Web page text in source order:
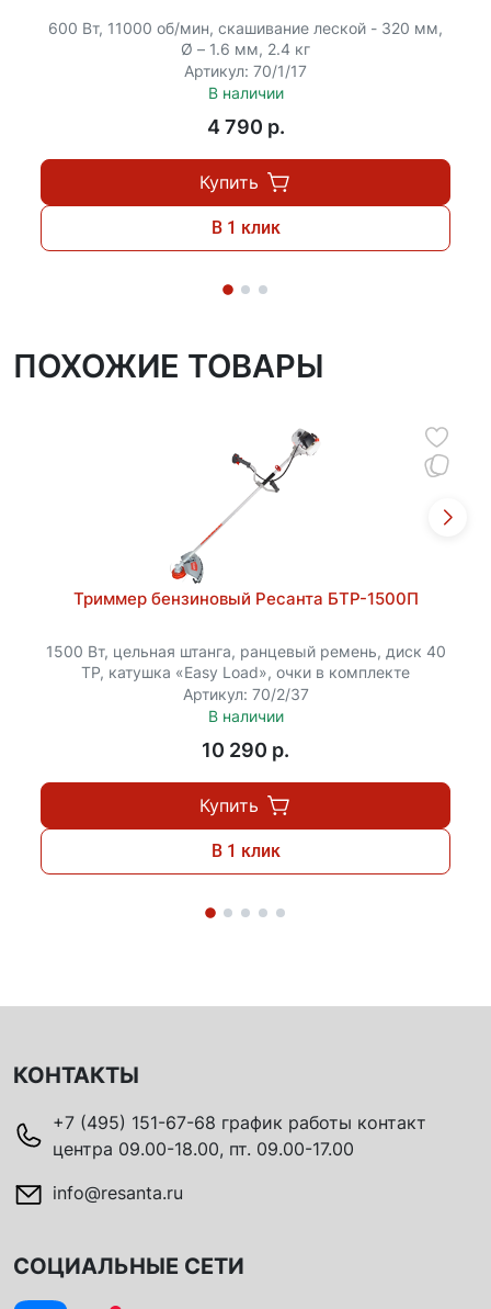
600 Вт, 11000 об/мин, скашивание леской - 320 мм,
Ø – 1.6 мм, 2.4 кг
Артикул: 70/1/17
В наличии
4 790 p.
Купить
В 1 клик
ПОХОЖИЕ ТОВАРЫ
Триммер бензиновый Ресанта БТР-1500П
1500 Вт, цельная штанга, ранцевый ремень, диск 40
ТР, катушка «Easy Load», очки в комплекте
Артикул: 70/2/37
В наличии
10 290 p.
Купить
В 1 клик
КОНТАКТЫ
+7 (495) 151-67-68 график работы контакт
центра 09.00-18.00, пт. 09.00-17.00
info@resanta.ru
СОЦИАЛЬНЫЕ СЕТИ